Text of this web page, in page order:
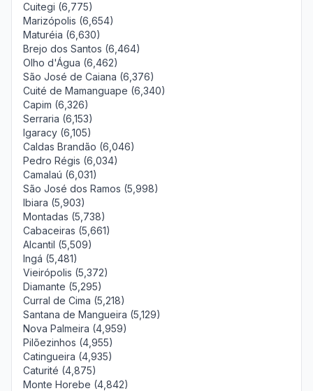
Cuitegi (6,775)
Marizópolis (6,654)
Maturéia (6,630)
Brejo dos Santos (6,464)
Olho d'Água (6,462)
São José de Caiana (6,376)
Cuité de Mamanguape (6,340)
Capim (6,326)
Serraria (6,153)
Igaracy (6,105)
Caldas Brandão (6,046)
Pedro Régis (6,034)
Camalaú (6,031)
São José dos Ramos (5,998)
Ibiara (5,903)
Montadas (5,738)
Cabaceiras (5,661)
Alcantil (5,509)
Ingá (5,481)
Vieirópolis (5,372)
Diamante (5,295)
Curral de Cima (5,218)
Santana de Mangueira (5,129)
Nova Palmeira (4,959)
Pilõezinhos (4,955)
Catingueira (4,935)
Caturité (4,875)
Monte Horebe (4,842)